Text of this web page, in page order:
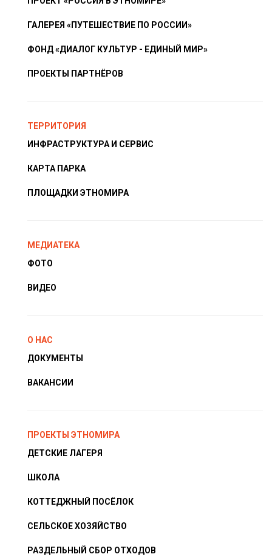
ГАЛЕРЕЯ «ПУТЕШЕСТВИЕ ПО РОССИИ»
ФОНД «ДИАЛОГ КУЛЬТУР - ЕДИНЫЙ МИР»
ПРОЕКТЫ ПАРТНЁРОВ
ТЕРРИТОРИЯ
ИНФРАСТРУКТУРА И СЕРВИС
КАРТА ПАРКА
ПЛОЩАДКИ ЭТНОМИРА
МЕДИАТЕКА
ФОТО
ВИДЕО
О НАС
ДОКУМЕНТЫ
ВАКАНСИИ
ПРОЕКТЫ ЭТНОМИРА
ДЕТСКИЕ ЛАГЕРЯ
ШКОЛА
КОТТЕДЖНЫЙ ПОСЁЛОК
СЕЛЬСКОЕ ХОЗЯЙСТВО
РАЗДЕЛЬНЫЙ СБОР ОТХОДОВ